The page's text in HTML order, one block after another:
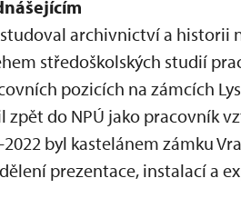
studoval archivnictví a
středoškolských studií
pozicích na zámcích
zpět do NPÚ jako pracovník
byl kastelánem zámku
prezentace, instalací a